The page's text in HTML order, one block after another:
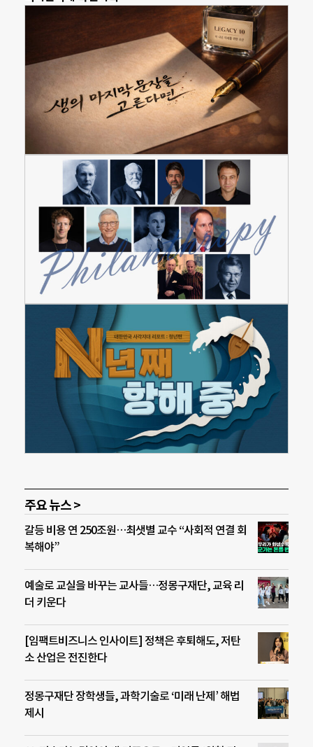
주요 뉴스 >
갈등 비용 연 250조원…최샛별 교수 “사회적 연결 회
복해야”
예술로 교실을 바꾸는 교사들…정몽구재단, 교육 리
더 키운다
[임팩트비즈니스 인사이트] 정책은 후퇴해도, 저탄
소 산업은 전진한다
정몽구재단 장학생들, 과학기술로 ‘미래 난제’ 해법
제시